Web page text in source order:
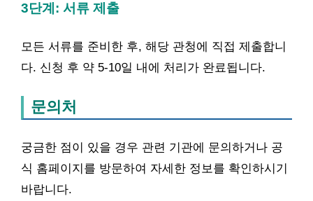
3단계: 서류 제출
모든 서류를 준비한 후, 해당 관청에 직접 제출합니
다. 신청 후 약 5-10일 내에 처리가 완료됩니다.
문의처
궁금한 점이 있을 경우 관련 기관에 문의하거나 공
식 홈페이지를 방문하여 자세한 정보를 확인하시기
바랍니다.